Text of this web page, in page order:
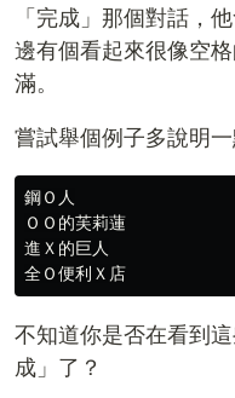
「完成」那個對話，
邊有個看起來很像空
滿。
嘗試舉個例子多說明一
鋼Ｏ人
ＯＯ的芙莉蓮
進Ｘ的巨人
不知道你是否在看到
成」了？